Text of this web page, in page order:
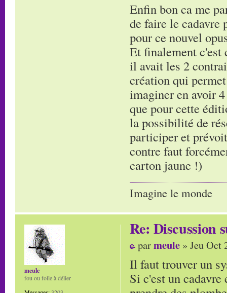
Enfin bon ca me
de faire le cadavre
pour ce nouvel
Et finalement c'est
il avait les 2
création qui
imaginer en avoir
que pour cette
la possibilité de
participer et
contre faut
carton jaune !)
Imagine le monde
Re: Discussion
parmeule » Jeu Oct
Il faut trouver un
Si c'est un cadavre
meule
fou ou folle à délier